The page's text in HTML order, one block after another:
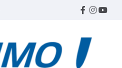
Facebook